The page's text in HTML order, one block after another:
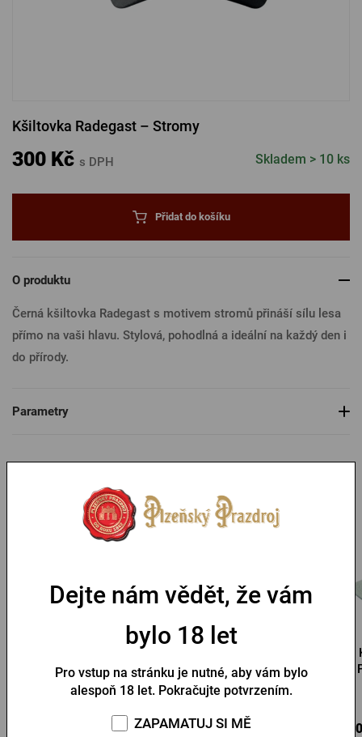
PŘIHLÁSIT PŘES FACEBOOK
PŘIHLÁSIT PŘES SEZNAM
Kšiltovka Radegast – Stromy
300 Kč s DPH Skladem > 10 ks
Přidat do košíku
O produktu
Černá kšiltovka Radegast s motivem stromů přináší sílu lesa
přímo na vaši hlavu. Stylová, pohodlná a ideální na každý den i
do přírody.
Parametry
Skladem > 10 ks
Koupit
Skladem > 10 ks
290 Kč
Dejte nám vědět, že vám
bylo 18 let
Pro vstup na stránku je nutné, aby vám bylo
alespoň 18 let. Pokračujte potvrzením.
ZAPAMATUJ SI MĚ